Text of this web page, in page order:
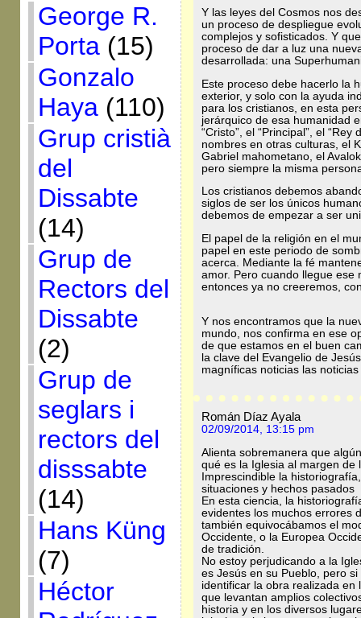
George R.
Porta(15)
Gonzalo
Haya(110)
Grup cristià
del
Dissabte
(14)
Grup de
Rectors del
Dissabte
(2)
Grup de
seglars i
rectors del
disssabte
(14)
Hans Küng
(7)
Héctor
Y las leyes del Cosmos nos
un proceso de despliegue
complejos y sofisticados. Y
proceso de dar a luz una
desarrollada: una
Este proceso debe hacerlo la
exterior, y solo con la ayuda
para los cristianos, en esta
jerárquico de esa humanidad
“Cristo”, el “Principal”, el
nombres en otras culturas, el
Gabriel mahometano, el
pero siempre la misma
Los cristianos debemos
siglos de ser los únicos
debemos de empezar a ser
El papel de la religión en el
papel en este periodo de
acerca. Mediante la fé
amor. Pero cuando llegue ese
entonces ya no creeremos,
Y nos encontramos que la
mundo, nos confirma en ese
de que estamos en el buen
la clave del Evangelio de
magníficas noticias las
Román Díaz Ayala
02/09/2014, 13:15 pm
Alienta sobremanera que
qué es la Iglesia al margen de
Imprescindible la
situaciones y hechos pasados
En esta ciencia, la
evidentes los muchos errores
también equivocábamos el
Occidente, o la Europea
de tradición.
No estoy perjudicando a la
es Jesús en su Pueblo, pero
identificar la obra realizada en
que levantan amplios
historia y en los diversos